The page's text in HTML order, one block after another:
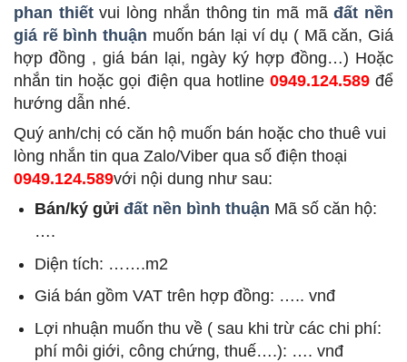
phan thiếtvui lòng nhắn thông tin mã mãđất nền
giá rẽ bình thuận muốn bán lại ví dụ ( Mã căn, Giá
hợp đồng , giá bán lại, ngày ký hợp đồng…) Hoặc
nhắn tin hoặc gọi điện qua hotline 0949.124.589để
hướng dẫn nhé.
Quý anh/chị có căn hộ muốn bán hoặc cho thuê vui
lòng nhắn tin qua Zalo/Viber qua số điện thoại
0949.124.589với nội dung như sau:
Bán/ký gửiđất nền bình thuận Mã số căn hộ:
….
Diện tích: …….m2
Giá bán gồm VAT trên hợp đồng: ….. vnđ
Lợi nhuận muốn thu về ( sau khi trừ các chi phí:
phí môi giới, công chứng, thuế….): …. vnđ